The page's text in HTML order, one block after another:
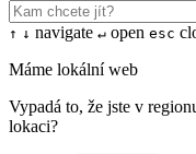
↑ ↓ navigate ↵ open esc
Máme lokální web
Vypadá to, že jste v
lokaci?